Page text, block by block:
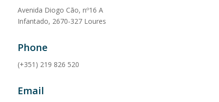
Avenida Diogo Cão, nº16 A
Infantado, 2670-327 Loures
Phone
(+351) 219 826 520
Email